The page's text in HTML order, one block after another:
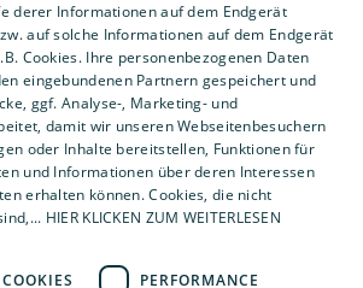
derer Informationen auf dem Endgerät
auf solche Informationen auf dem Endgerät
Cookies. Ihre personenbezogenen Daten
eingebundenen Partnern gespeichert und
ggf. Analyse-, Marketing- und
damit wir unseren Webseitenbesuchern
oder Inhalte bereitstellen, Funktionen für
und Informationen über deren Interessen
erhalten können. Cookies, die nicht
HIER KLICKEN ZUM WEITERLESEN
PERFORMANCE